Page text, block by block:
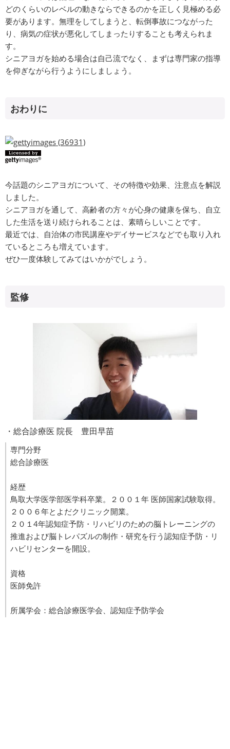
どのくらいのレベルの動きならできるのかを正しく見極める必
要があります。無理をしてしまうと、転倒事故につながった
り、病気の症状が悪化してしまったりすることも考えられま
す。
シニアヨガを始める場合は自己流でなく、まずは専門家の指導
を仰ぎながら行うようにしましょう。
おわりに
今話題のシニアヨガについて、その特徴や効果、注意点を解説
しました。
シニアヨガを通して、高齢者の方々が心身の健康を保ち、自立
した生活を送り続けられることは、素晴らしいことです。
最近では、自治体の市民講座やデイサービスなどでも取り入れ
ているところも増えています。
ぜひ一度体験してみてはいかがでしょう。
監修
・総合診療医 院長 豊田早苗
専門分野
総合診療医
経歴
鳥取大学医学部医学科卒業。２００１年 医師国家試験取得。
２００６年とよだクリニック開業。
２０１4年認知症予防・リハビリのための脳トレーニングの
推進および脳トレパズルの制作・研究を行う認知症予防・リ
ハビリセンターを開設。
資格
医師免許
所属学会：総合診療医学会、認知症予防学会